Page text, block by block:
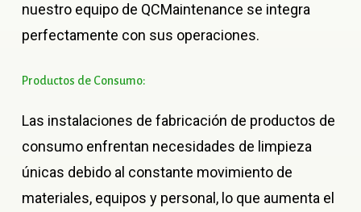
nuestro equipo de QCMaintenance se integra
perfectamente con sus operaciones.
Productos de Consumo:
Las instalaciones de fabricación de productos de
consumo enfrentan necesidades de limpieza
únicas debido al constante movimiento de
materiales, equipos y personal, lo que aumenta el